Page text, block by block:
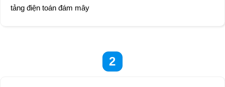
tảng điện toán đám mây
2